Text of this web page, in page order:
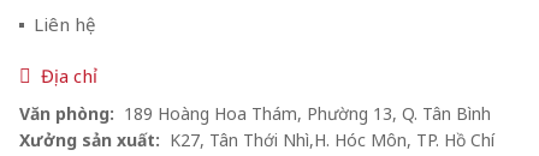
Liên hệ
Địa chỉ
Văn phòng: 189 Hoàng Hoa Thám, Phường 13, Q. Tân Bình
Xưởng sản xuất: K27, Tân Thới Nhì,H. Hóc Môn, TP. Hồ Chí